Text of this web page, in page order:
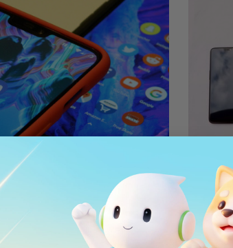
6 Review
meets seamlessly and rounds
and feels great and you can’t
While I
make
and the phone, you need"